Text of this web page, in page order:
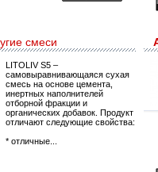
смеси
LITOLIV S5 –
самовыравнивающаяся сухая
смесь на основе цемента,
инертных наполнителей
отборной фракции и
органических добавок. Продукт
отличают следующие свойства:
* отличные...